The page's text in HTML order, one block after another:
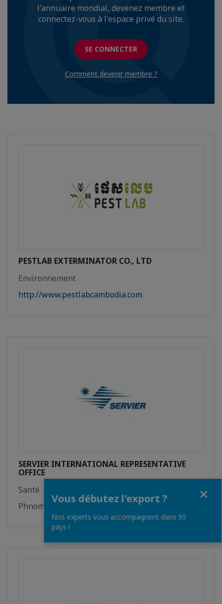
l'annuaire mondial, devenez membre et
connectez-vous à l'espace privé du site.
SE CONNECTER
Comment devenir membre ?
PESTLAB EXTERMINATOR CO., LTD
Environnement
http://www.pestlabcambodia.com
SERVIER INTERNATIONAL REPRESENTATIVE
OFFICE
Santé
Phnom Penh
Vous débutez l'export ?
Nos experts vous accompagnent dans 95
pays !